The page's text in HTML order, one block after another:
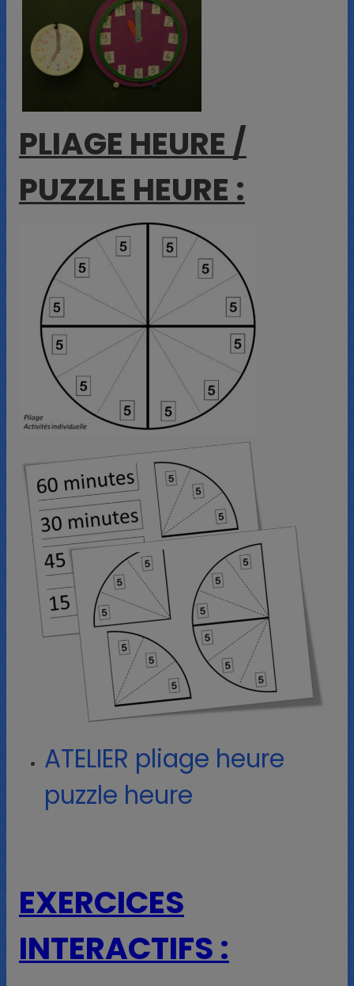
PLIAGE HEURE /
PUZZLE HEURE :
ATELIER pliage heure
puzzle heure
EXERCICES
INTERACTIFS :